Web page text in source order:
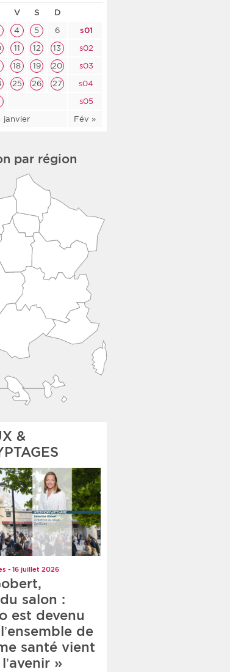
V S D
janvier Fév »
4 5 6
s01
11 12 13
s02
18 19 20
s03
25 26 27
s04
s05
par région
&
- 16 juillet 2026
salon :
est devenu
de
santé vient
»